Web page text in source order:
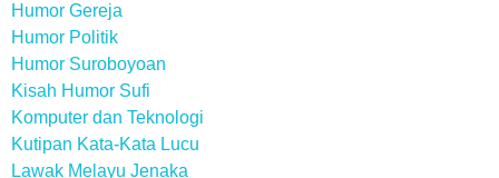
Humor Gereja
Humor Politik
Humor Suroboyoan
Kisah Humor Sufi
Komputer dan Teknologi
Kutipan Kata-Kata Lucu
Lawak Melayu Jenaka